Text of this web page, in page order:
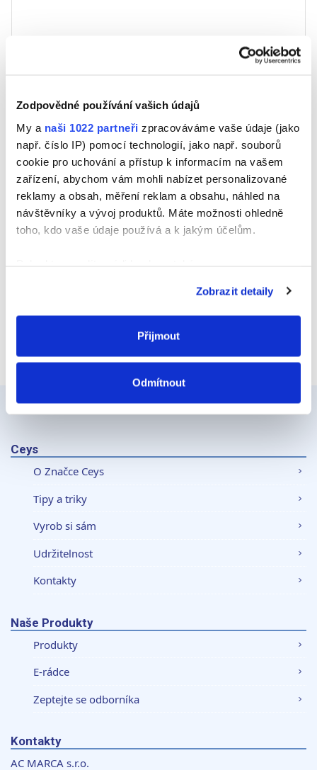
Zodpovědné používání vašich údajů
My a naši 1022 partneři zpracováváme vaše údaje (jako
např. číslo IP) pomocí technologií, jako např. souborů
cookie pro uchování a přístup k informacím na vašem
zařízení, abychom vám mohli nabízet personalizované
reklamy a obsah, měření reklam a obsahu, náhled na
návštěvníky a vývoj produktů. Máte možnosti ohledně
toho, kdo vaše údaje používá a k jakým účelům.
poloze, které mohou být přesné na několik metrů
Identifikovali vaše zařízení pomocí aktivního
skenování pro konkrétní charakteristiky (otisk prstu)
Zjistěte více o tom, jak zpracováváme vaše osobní
Svůj souhlas můžete kdykoliv změnit nebo odvolat v
části Prohlášení o souborech cookie.
sociálních médií a analýze naší návštěvnosti využíváme
soubory cookie. Informace o tom, jak náš web používáte,
analýzy. Partneři tyto údaje mohou zkombinovat s
dalšími informacemi, které jste jim poskytli nebo které
Zobrazit detaily
Přijmout
Odmítnout
Jméno
E-mail
Webová stránka
Ceys
O Značce Ceys
Tipy a triky
Vyrob si sám
Udržitelnost
Kontakty
Naše Produkty
Produkty
E-rádce
Zeptejte se odborníka
Kontakty
AC MARCA s.r.o.